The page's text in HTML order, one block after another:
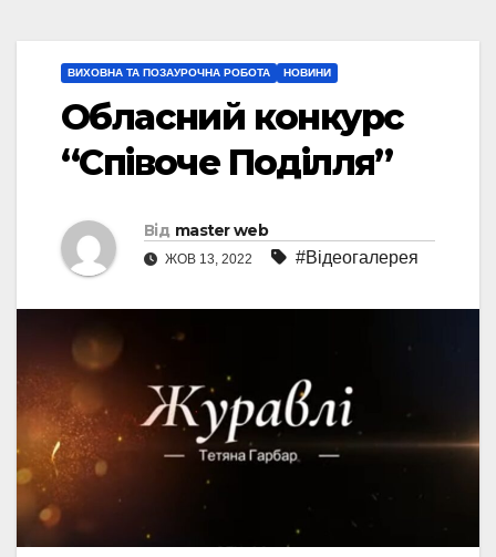
ВИХОВНА ТА ПОЗАУРОЧНА РОБОТА НОВИНИ
Обласний конкурс
“Співоче Поділля”
Від master web
ЖОВ 13, 2022 #Відеогалерея